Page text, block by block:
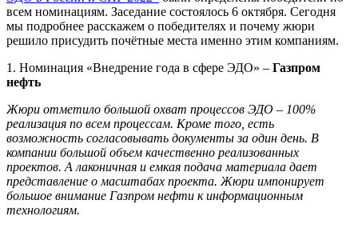
всем номинациям. Заседание состоялось 6 октября. Сегодня
мы подробнее расскажем о победителях и почему жюри
решило присудить почётные места именно этим компаниям.
1. Номинация «Внедрение года в сфере ЭДО» – Газпром
нефть
Жюри отметило большой охват процессов ЭДО – 100%
реализация по всем процессам. Кроме того, есть
возможность согласовывать документы за один день. В
компании большой объем качественно реализованных
проектов. А лаконичная и емкая подача материала дает
представление о масштабах проекта. Жюри импонирует
большое внимание Газпром нефти к информационным
технологиям.